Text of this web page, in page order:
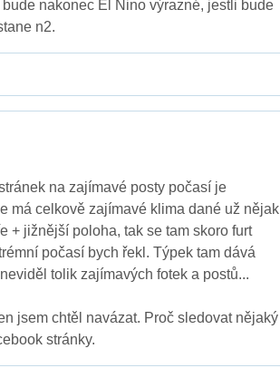
nakonec El Nino výrazné, jestli bude
n2.
na zajímavé posty počasí je
má celkově zajímavé klima dané už nějak
+ jižnější poloha, tak se tam skoro furt
počasí bych řekl. Týpek tam dává
tolik zajímavých fotek a postů...
jsem chtěl navázat. Proč sledovat nějaký
stránky.